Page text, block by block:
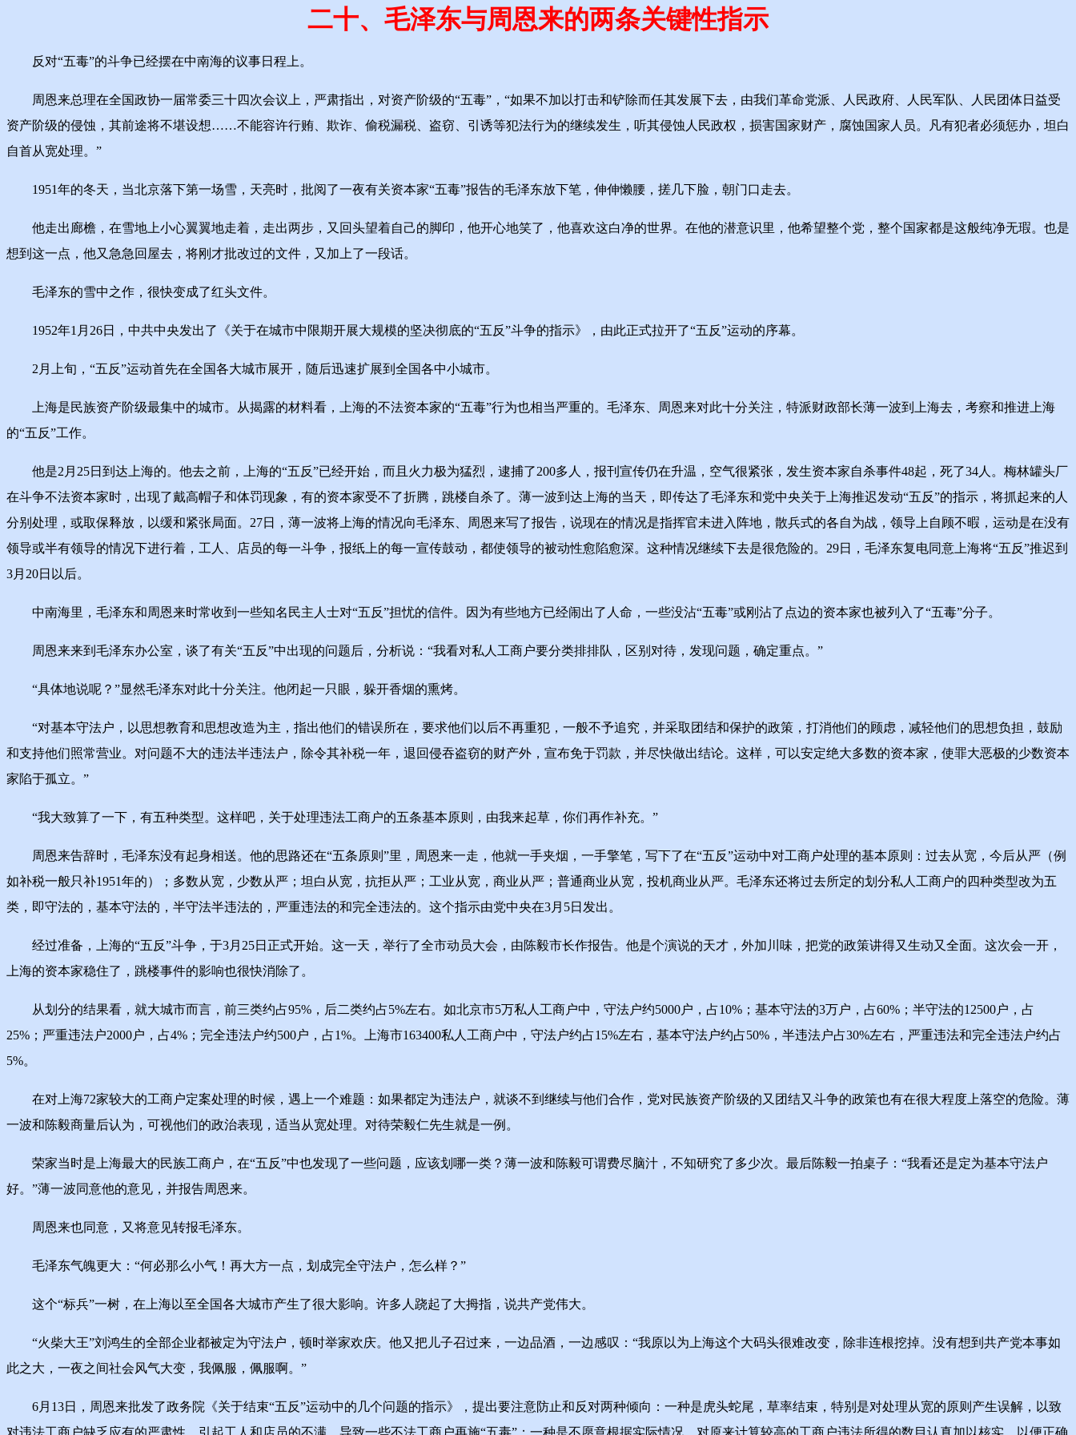
二十、毛泽东与周恩来的两条关键性指示
反对“五毒”的斗争已经摆在中南海的议事日程上。
周恩来总理在全国政协一届常委三十四次会议上，严肃指出，对资产阶级的“五毒”，“如果不加以打击和铲除而任其发展下去，由我们革命党派、人民政府、人民军队、人民团体日益受
资产阶级的侵蚀，其前途将不堪设想……不能容许行贿、欺诈、偷税漏税、盗窃、引诱等犯法行为的继续发生，听其侵蚀人民政权，损害国家财产，腐蚀国家人员。凡有犯者必须惩办，坦白
自首从宽处理。”
1951年的冬天，当北京落下第一场雪，天亮时，批阅了一夜有关资本家“五毒”报告的毛泽东放下笔，伸伸懒腰，搓几下脸，朝门口走去。
他走出廊檐，在雪地上小心翼翼地走着，走出两步，又回头望着自己的脚印，他开心地笑了，他喜欢这白净的世界。在他的潜意识里，他希望整个党，整个国家都是这般纯净无瑕。也是
想到这一点，他又急急回屋去，将刚才批改过的文件，又加上了一段话。
毛泽东的雪中之作，很快变成了红头文件。
1952年1月26日，中共中央发出了《关于在城市中限期开展大规模的坚决彻底的“五反”斗争的指示》，由此正式拉开了“五反”运动的序幕。
2月上旬，“五反”运动首先在全国各大城市展开，随后迅速扩展到全国各中小城市。
上海是民族资产阶级最集中的城市。从揭露的材料看，上海的不法资本家的“五毒”行为也相当严重的。毛泽东、周恩来对此十分关注，特派财政部长薄一波到上海去，考察和推进上海
的“五反”工作。
他是2月25日到达上海的。他去之前，上海的“五反”已经开始，而且火力极为猛烈，逮捕了200多人，报刊宣传仍在升温，空气很紧张，发生资本家自杀事件48起，死了34人。梅林罐头厂
在斗争不法资本家时，出现了戴高帽子和体罚现象，有的资本家受不了折腾，跳楼自杀了。薄一波到达上海的当天，即传达了毛泽东和党中央关于上海推迟发动“五反”的指示，将抓起来的人
分别处理，或取保释放，以缓和紧张局面。27日，薄一波将上海的情况向毛泽东、周恩来写了报告，说现在的情况是指挥官未进入阵地，散兵式的各自为战，领导上自顾不暇，运动是在没有
领导或半有领导的情况下进行着，工人、店员的每一斗争，报纸上的每一宣传鼓动，都使领导的被动性愈陷愈深。这种情况继续下去是很危险的。29日，毛泽东复电同意上海将“五反”推迟到
3月20日以后。
中南海里，毛泽东和周恩来时常收到一些知名民主人士对“五反”担忧的信件。因为有些地方已经闹出了人命，一些没沾“五毒”或刚沾了点边的资本家也被列入了“五毒”分子。
周恩来来到毛泽东办公室，谈了有关“五反”中出现的问题后，分析说：“我看对私人工商户要分类排排队，区别对待，发现问题，确定重点。”
“具体地说呢？”显然毛泽东对此十分关注。他闭起一只眼，躲开香烟的熏烤。
“对基本守法户，以思想教育和思想改造为主，指出他们的错误所在，要求他们以后不再重犯，一般不予追究，并采取团结和保护的政策，打消他们的顾虑，减轻他们的思想负担，鼓励
和支持他们照常营业。对问题不大的违法半违法户，除令其补税一年，退回侵吞盗窃的财产外，宣布免于罚款，并尽快做出结论。这样，可以安定绝大多数的资本家，使罪大恶极的少数资本
家陷于孤立。”
“我大致算了一下，有五种类型。这样吧，关于处理违法工商户的五条基本原则，由我来起草，你们再作补充。”
周恩来告辞时，毛泽东没有起身相送。他的思路还在“五条原则”里，周恩来一走，他就一手夹烟，一手擎笔，写下了在“五反”运动中对工商户处理的基本原则：过去从宽，今后从严（例
如补税一般只补1951年的）；多数从宽，少数从严；坦白从宽，抗拒从严；工业从宽，商业从严；普通商业从宽，投机商业从严。毛泽东还将过去所定的划分私人工商户的四种类型改为五
类，即守法的，基本守法的，半守法半违法的，严重违法的和完全违法的。这个指示由党中央在3月5日发出。
经过准备，上海的“五反”斗争，于3月25日正式开始。这一天，举行了全市动员大会，由陈毅市长作报告。他是个演说的天才，外加川味，把党的政策讲得又生动又全面。这次会一开，
上海的资本家稳住了，跳楼事件的影响也很快消除了。
从划分的结果看，就大城市而言，前三类约占95%，后二类约占5%左右。如北京市5万私人工商户中，守法户约5000户，占10%；基本守法的3万户，占60%；半守法的12500户，占
25%；严重违法户2000户，占4%；完全违法户约500户，占1%。上海市163400私人工商户中，守法户约占15%左右，基本守法户约占50%，半违法户占30%左右，严重违法和完全违法户约占
5%。
在对上海72家较大的工商户定案处理的时候，遇上一个难题：如果都定为违法户，就谈不到继续与他们合作，党对民族资产阶级的又团结又斗争的政策也有在很大程度上落空的危险。薄
一波和陈毅商量后认为，可视他们的政治表现，适当从宽处理。对待荣毅仁先生就是一例。
荣家当时是上海最大的民族工商户，在“五反”中也发现了一些问题，应该划哪一类？薄一波和陈毅可谓费尽脑汁，不知研究了多少次。最后陈毅一拍桌子：“我看还是定为基本守法户
好。”薄一波同意他的意见，并报告周恩来。
周恩来也同意，又将意见转报毛泽东。
毛泽东气魄更大：“何必那么小气！再大方一点，划成完全守法户，怎么样？”
这个“标兵”一树，在上海以至全国各大城市产生了很大影响。许多人跷起了大拇指，说共产党伟大。
“火柴大王”刘鸿生的全部企业都被定为守法户，顿时举家欢庆。他又把儿子召过来，一边品酒，一边感叹：“我原以为上海这个大码头很难改变，除非连根挖掉。没有想到共产党本事如
此之大，一夜之间社会风气大变，我佩服，佩服啊。”
6月13日，周恩来批发了政务院《关于结束“五反”运动中的几个问题的指示》，提出要注意防止和反对两种倾向：一种是虎头蛇尾，草率结束，特别是对处理从宽的原则产生误解，以致